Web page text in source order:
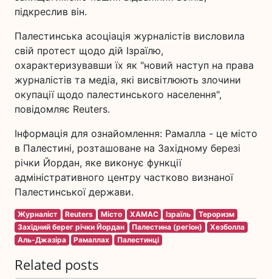
підкреслив він.
Палестинська асоціація журналістів висловила
свій протест щодо дій Ізраїлю,
охарактеризувавши їх як "новий наступ на права
журналістів та медіа, які висвітлюють злочини
окупації щодо палестинського населення",
повідомляє Reuters.
Інформація для ознайомлення: Рамалла - це місто
в Палестині, розташоване на Західному березі
річки Йордан, яке виконує функції
адміністративного центру частково визнаної
Палестинської держави.
Журналіст Reuters Місто ХАМАС Ізраїль
Тероризм
Західний берег річки Йордан
Палестина (регіон)
Хезболла
Аль-Джазіра
Рамаллах Палестинці
Related posts